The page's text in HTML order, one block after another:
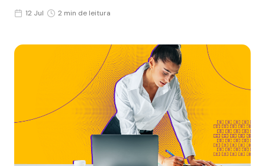
12 Jul 2 min de leitura